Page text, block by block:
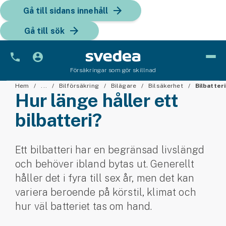
Gå till sidans innehåll
Gå till sök
Försäkringar som gör skillnad
Bil
Fordon
Snöskoterförsäkring
ATV-försäkring
Hem ... Bilförsäkring Bilägare Bilsäkerhet Bilbatteri
Hur länge håller ett
bilbatteri?
Ett bilbatteri har en begränsad livslängd
och behöver ibland bytas ut. Generellt
håller det i fyra till sex år, men det kan
variera beroende på körstil, klimat och
hur väl batteriet tas om hand.